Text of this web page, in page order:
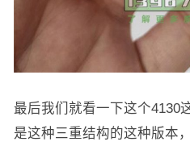
最后我们就看一下这个4130
是这种三重结构的这种版本